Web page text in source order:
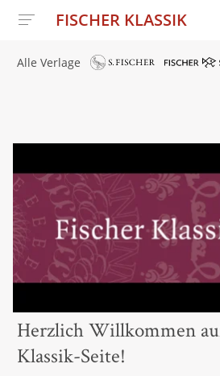
FISCHER KLASSIK
Alle Verlage
Herzlich Willkommen
Klassik-Seite!